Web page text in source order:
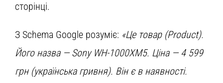
сторінці.
З Schema Google розуміє: «Це товар (Product).
Його назва — Sony WH-1000XM5. Ціна — 4 599
грн (українська гривня). Він є в наявності.